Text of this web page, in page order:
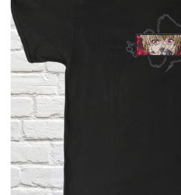
DemonSlayer
DragonBall
Evangelion
Fire Force
Haikyuu
HunterXHunter
JoJo's Bizarre Adventure
Jujutsu Kaisen
Kaiju No 8
MyHeroAcademia